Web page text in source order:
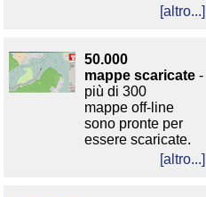
[altro...]
50.000
mappe scaricate -
più di 300
mappe off-line
sono pronte per
essere scaricate.
[altro...]